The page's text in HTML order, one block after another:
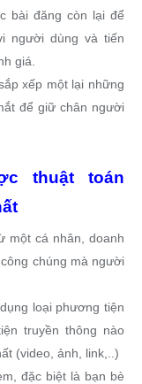
bài đăng còn lại để
người dùng và tiến
giá.
xếp một lại những
để giữ chân người
thuật toán
một cá nhân, doanh
chúng mà người
loại phương tiện
truyền thông nào
(video, ảnh, link,..)
đặc biệt là bạn bè